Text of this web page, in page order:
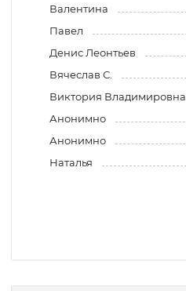
Валентина
Павел
Денис Леонтьев
Вячеслав С.
Виктория Владимировна
Анонимно
Анонимно
Наталья